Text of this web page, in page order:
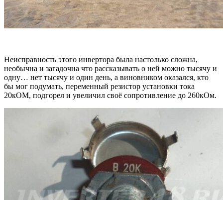
Неисправность этого инвертора была настолько сложна,
необычна и загадочна что рассказывать о ней можно тысячу и
одну… нет тысячу и один день, а виновником оказался, кто
бы мог подумать, переменный резистор установки тока
20кОМ, подгорел и увеличил своё сопротивление до 260кОм.